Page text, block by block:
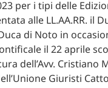
per i tipi delle
alle LL.AA.RR. il
di Noto in
il 22 aprile
dell’Avv. Cristiano
Giuristi